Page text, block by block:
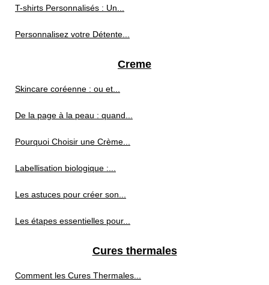
T-shirts Personnalisés : Un...
Personnalisez votre Détente...
Creme
Skincare coréenne : ou et...
De la page à la peau : quand...
Pourquoi Choisir une Crème...
Labellisation biologique :...
Les astuces pour créer son...
Les étapes essentielles pour...
Cures thermales
Comment les Cures Thermales...